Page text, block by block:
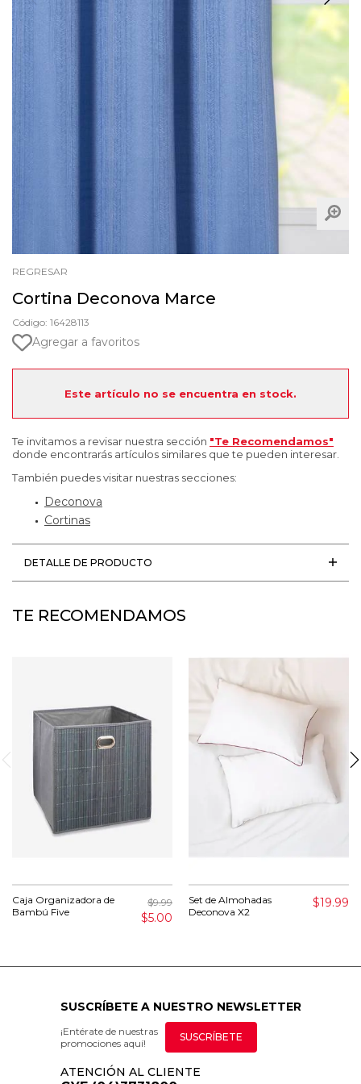
REGRESAR
Cortina Deconova Marce
Código: 16428113
Agregar a favoritos
Este artículo no se encuentra en stock.
Te invitamos a revisar nuestra sección "Te Recomendamos"
donde encontrarás artículos similares que te pueden interesar.
También puedes visitar nuestras secciones:
Deconova
Cortinas
DETALLE DE PRODUCTO
TE RECOMENDAMOS
Caja Organizadora de
Bambú Five
$9.99
$5.00
Set de Almohadas
Deconova X2
$19.99
SUSCRÍBETE A NUESTRO NEWSLETTER
¡Entérate de nuestras
promociones aquí!
SUSCRÍBETE
ATENCIÓN AL CLIENTE